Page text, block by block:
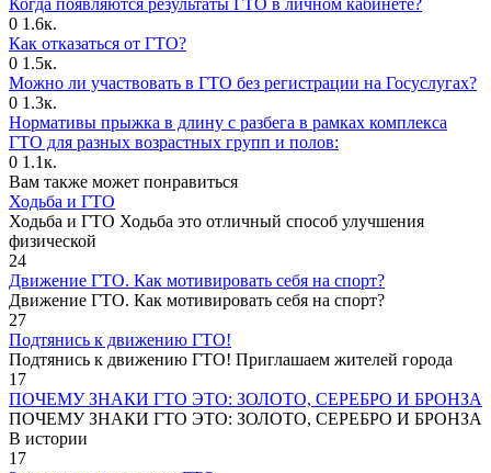
Когда появляются результаты ГТО в личном кабинете?
0 1.6к.
Как отказаться от ГТО?
0 1.5к.
Можно ли участвовать в ГТО без регистрации на Госуслугах?
0 1.3к.
Нормативы прыжка в длину с разбега в рамках комплекса
ГТО для разных возрастных групп и полов:
0 1.1к.
Вам также может понравиться
Ходьба и ГТО
Ходьба и ГТО Ходьба это отличный способ улучшения
физической
24
Движение ГТО. Как мотивировать себя на спорт?️
Движение ГТО. Как мотивировать себя на спорт?
27
Подтянись к движению ГТО!
Подтянись к движению ГТО! Приглашаем жителей города
17
ПОЧЕМУ ЗНАКИ ГТО ЭТО: ЗОЛОТО, СЕРЕБРО И БРОНЗА
ПОЧЕМУ ЗНАКИ ГТО ЭТО: ЗОЛОТО, СЕРЕБРО И БРОНЗА
В истории
17